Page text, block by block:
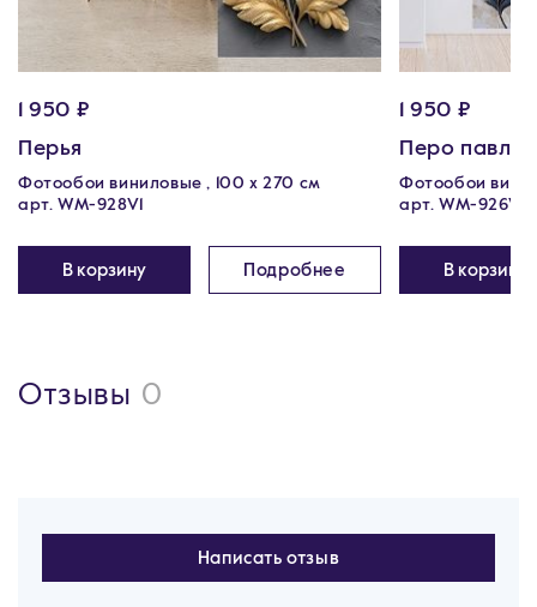
1 950 ₽
Перья
Фотообои виниловые , 100 x 270 см
арт. WM-928V1
В корзину Подробнее
1 950 ₽
Перо
Фотообои
арт. WM-926V1
В корзину
Отзывы 0
Написать отзыв